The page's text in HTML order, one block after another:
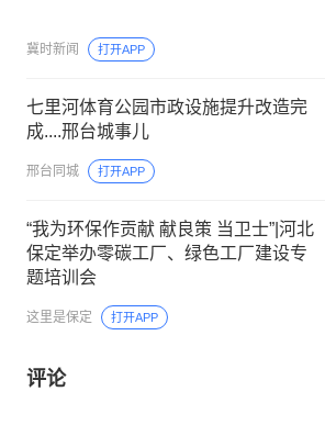
冀时新闻 打开APP
七里河体育公园市政设施提升改造完
成....邢台城事儿
邢台同城 打开APP
“我为环保作贡献 献良策 当卫士”|河北
保定举办零碳工厂、绿色工厂建设专
题培训会
这里是保定 打开APP
评论